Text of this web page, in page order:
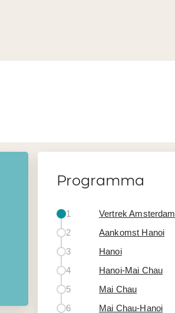
Programma
1
Vertrek Amsterdam
2
Aankomst Hanoi
3
Hanoi
4
Hanoi-Mai Chau
5
Mai Chau
6
Mai Chau-Hanoi